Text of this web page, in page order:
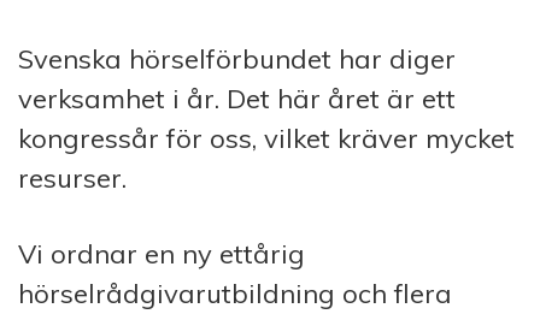
Svenska hörselförbundet har diger
verksamhet i år. Det här året är ett
kongressår för oss, vilket kräver mycket
resurser.
Vi ordnar en ny ettårig
hörselrådgivarutbildning och flera